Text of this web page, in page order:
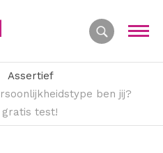
Assertief
ben jij?
gratis test!